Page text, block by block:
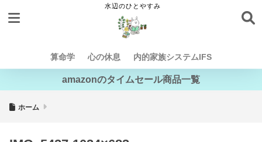
算命学 心の休息 内的家族システムIFS
amazonのタイムセール商品一覧
ホーム